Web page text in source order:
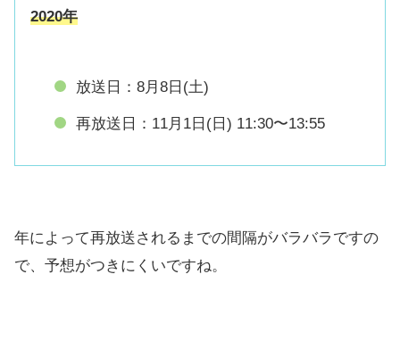
2020年
放送日：8月8日(土)
再放送日：11月1日(日) 11:30〜13:55
年によって再放送されるまでの間隔がバラバラですの
で、予想がつきにくいですね。